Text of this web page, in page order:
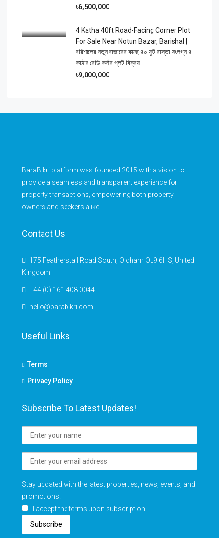
৳6,500,000
4 Katha 40ft Road-Facing Corner Plot
For Sale Near Notun Bazar, Barishal |
বরিশালের নতুন বাজারের কাছে ৪০ ফুট রাস্তা সংলগ্ন ৪
কাঠার রেডি কর্নার প্লট বিক্রয়
৳9,000,000
BaraBikri platform was founded 2015 with a vision to
provide a seamless and transparent experience for
property transactions, empowering both property
owners and seekers alike.
Contact Us
175 Featherstall Road South, Oldham OL9 6HS, United
Kingdom
+44 (0) 161 408 0044
hello@barabikri.com
Useful Links
Terms
Privacy Policy
Subscribe To Latest Updates!
Stay updated with the latest properties, news, events, and
promotions!
I accept the terms upon subscription
Subscribe